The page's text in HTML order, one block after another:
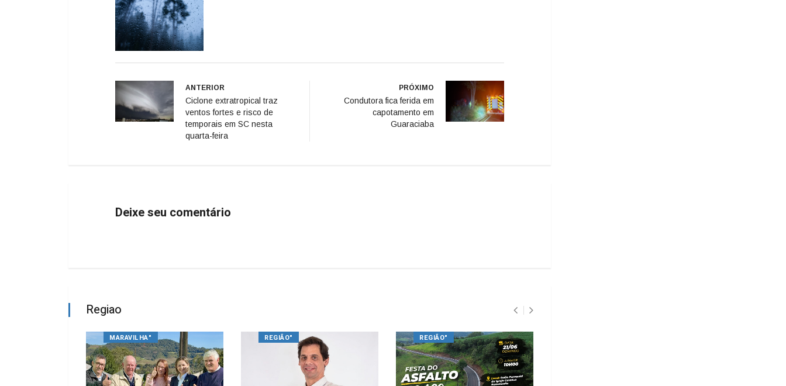
ANTERIOR
Ciclone extratropical traz
ventos fortes e risco de
temporais em SC nesta
quarta-feira
PRÓXIMO
Condutora fica ferida em
capotamento em
Guaraciaba
Deixe seu comentário
Regiao
MARAVILHA" REGIÃO" REGIÃO"